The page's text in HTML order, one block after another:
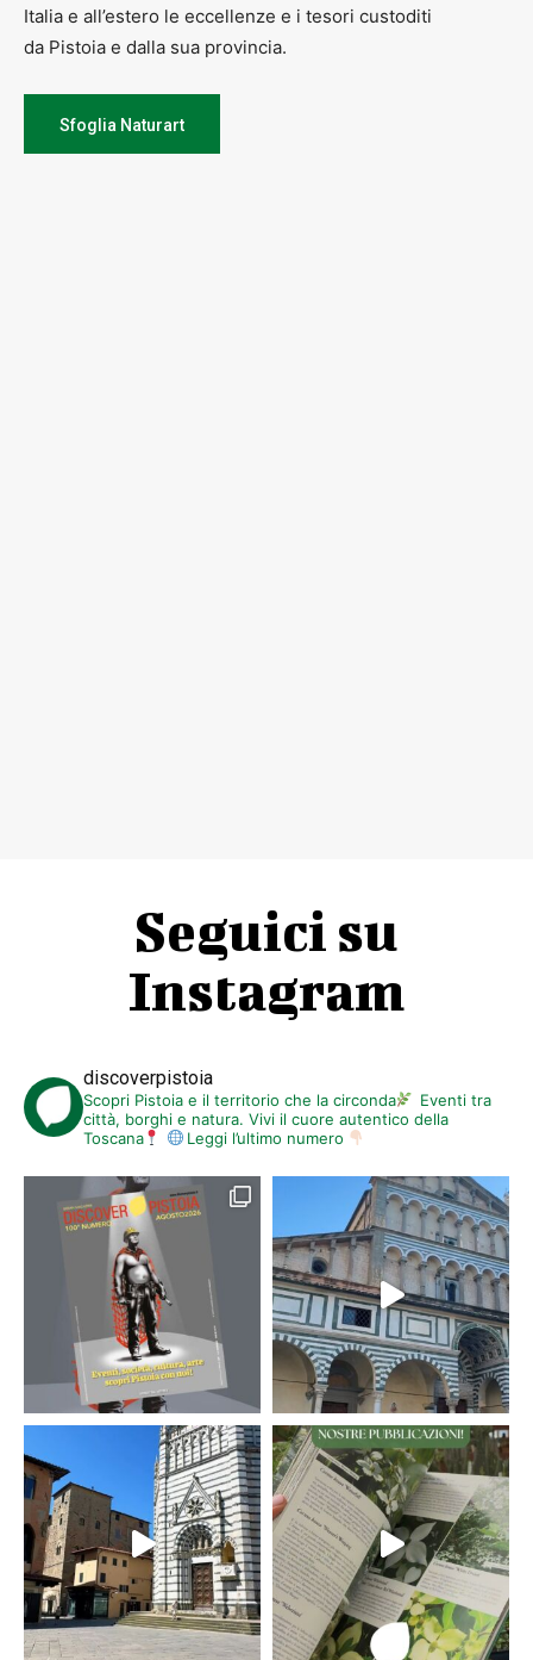
Italia e all’estero le eccellenze e i tesori custoditi
da Pistoia e dalla sua provincia.
Sfoglia Naturart
Seguici su
Instagram
discoverpistoia
Scopri Pistoia e il territorio che la circonda
Eventi tra
città, borghi e natura. Vivi il cuore autentico della
Toscana
Leggi l’ultimo numero